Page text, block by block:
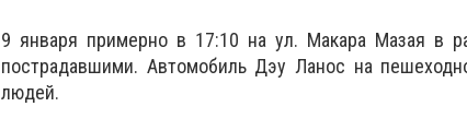
9 января примерно в 17:10 на ул. Макара Мазая в
пострадавшими. Автомобиль Дэу Ланос на
людей.